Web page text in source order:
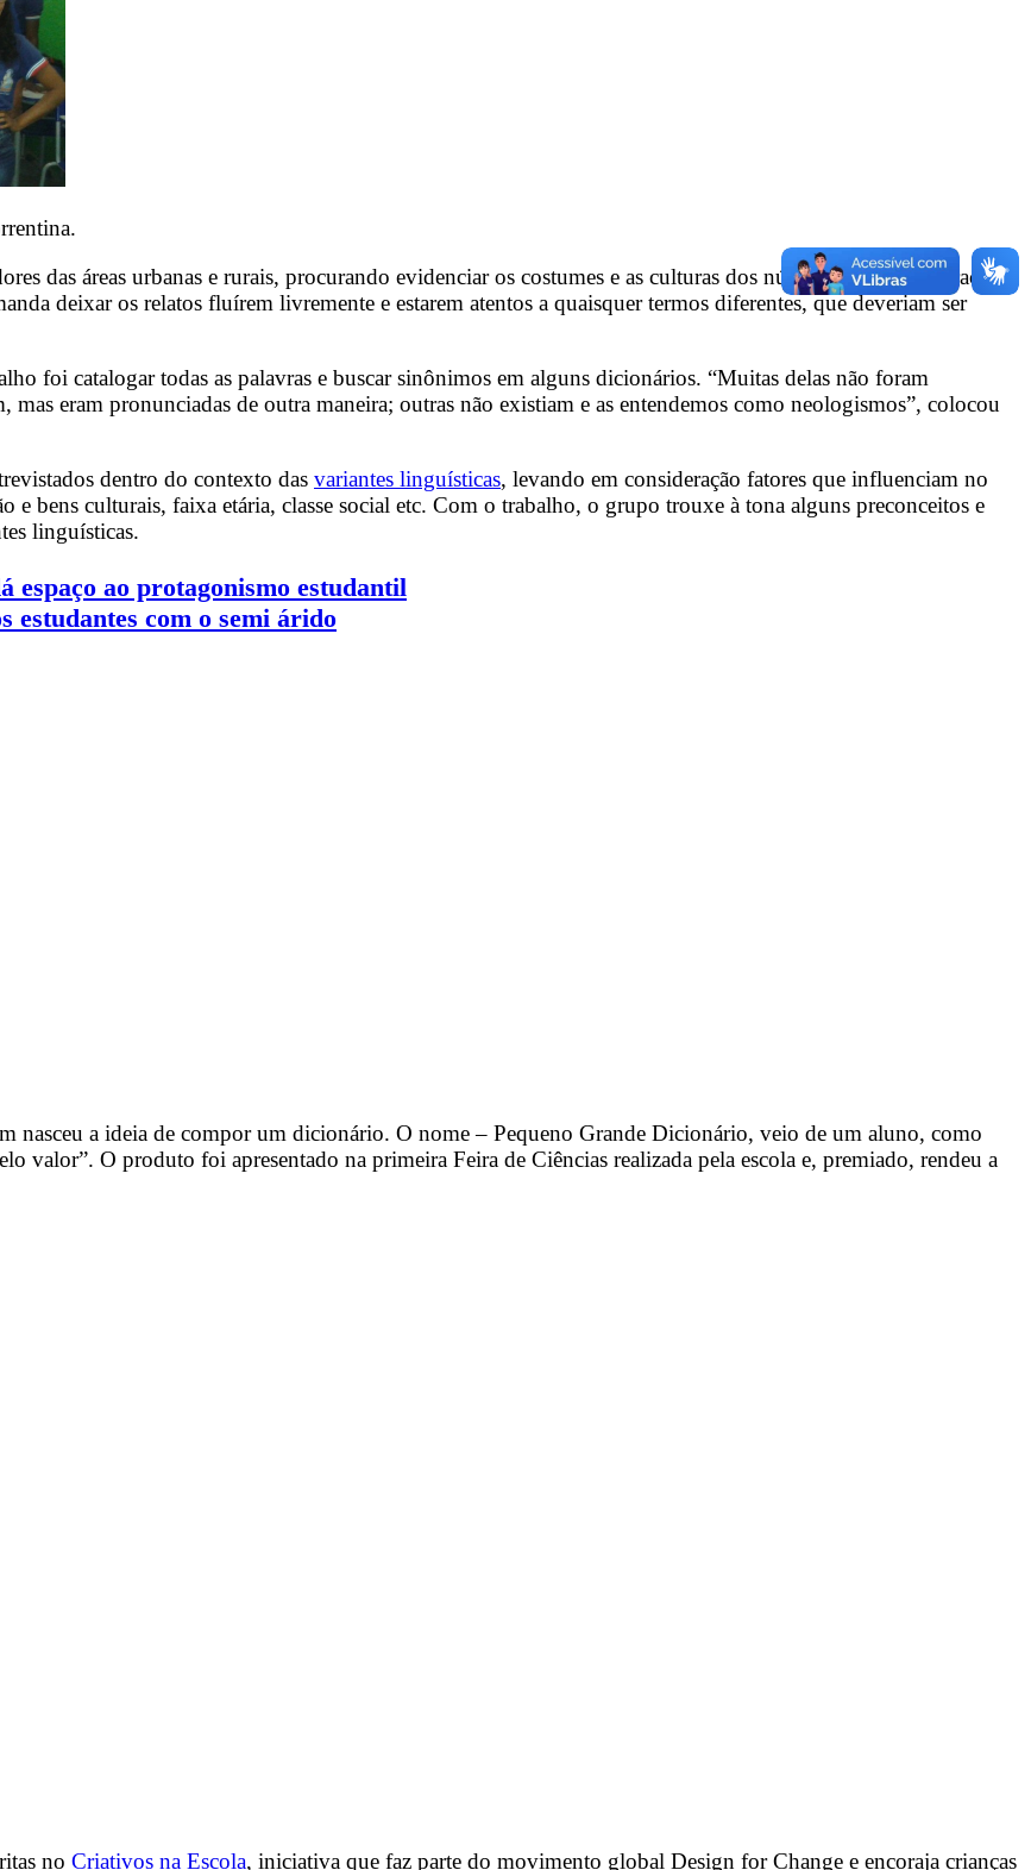
das áreas urbanas e rurais, procurando evidenciar os costumes e as culturas dos núcleos familiares e traçar
deixar os relatos fluírem livremente e estarem atentos a quaisquer termos diferentes, que deveriam ser
foi catalogar todas as palavras e buscar sinônimos em alguns dicionários. “Muitas delas não foram
eram pronunciadas de outra maneira; outras não existiam e as entendemos como neologismos”, colocou
dentro do contexto das variantes linguísticas, levando em consideração fatores que influenciam no
e bens culturais, faixa etária, classe social etc. Com o trabalho, o grupo trouxe à tona alguns preconceitos e
linguísticas.
espaço ao protagonismo estudantil
estudantes com o semi árido
nasceu a ideia de compor um dicionário. O nome – Pequeno Grande Dicionário, veio de um aluno, como
valor”. O produto foi apresentado na primeira Feira de Ciências realizada pela escola e, premiado, rendeu a
no Criativos na Escola, iniciativa que faz parte do movimento global Design for Change e encoraja crianças